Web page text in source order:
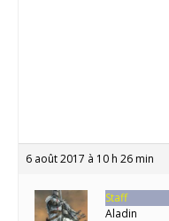
6 août 2017 à 10 h 26 min
Staff
Aladin